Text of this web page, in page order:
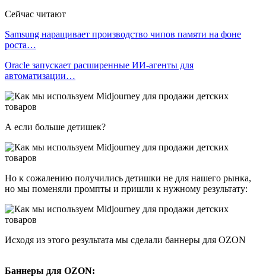
Сейчас читают
Samsung наращивает производство чипов памяти на фоне
роста…
Oracle запускает расширенные ИИ‑агенты для
автоматизации…
А если больше детишек?
Но к сожалению получились детишки не для нашего рынка,
но мы поменяли промпты и пришли к нужному результату:
Исходя из этого результата мы сделали баннеры для OZON
Баннеры для OZON: